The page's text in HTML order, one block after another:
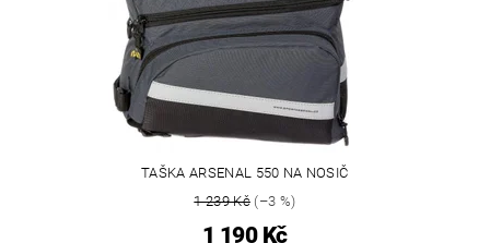
TAŠKA ARSENAL 550 NA NOSIČ
1 239 Kč(–3 %)
1 190 Kč